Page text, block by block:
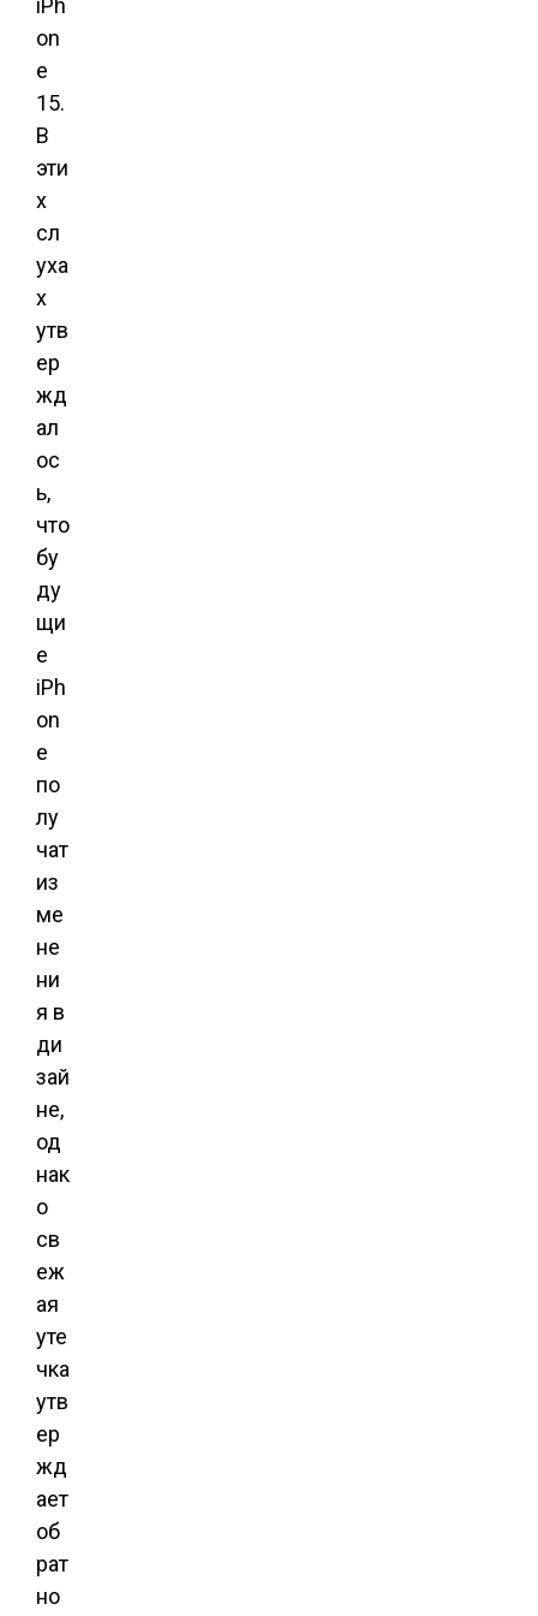
iPh
on
e
15.
В
эти
х
сл
уха
х
утв
ер
жд
ал
ос
ь,
что
бу
ду
щи
е
iPh
on
e
по
лу
чат
из
ме
не
ни
я в
ди
зай
не,
од
нак
о
св
еж
ая
уте
чка
утв
ер
жд
ает
об
рат
но